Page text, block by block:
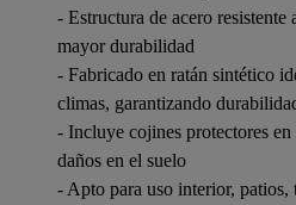
- Estructura de acero resistente
mayor durabilidad
- Fabricado en ratán sintético
climas, garantizando
- Incluye cojines protectores
daños en el suelo
- Apto para uso interior, patios,